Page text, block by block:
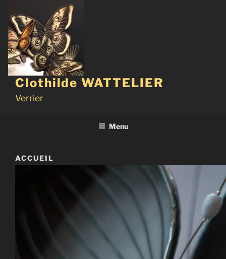
contenu
principal
Clothilde WATTELIER
Verrier
Menu
ACCUEIL